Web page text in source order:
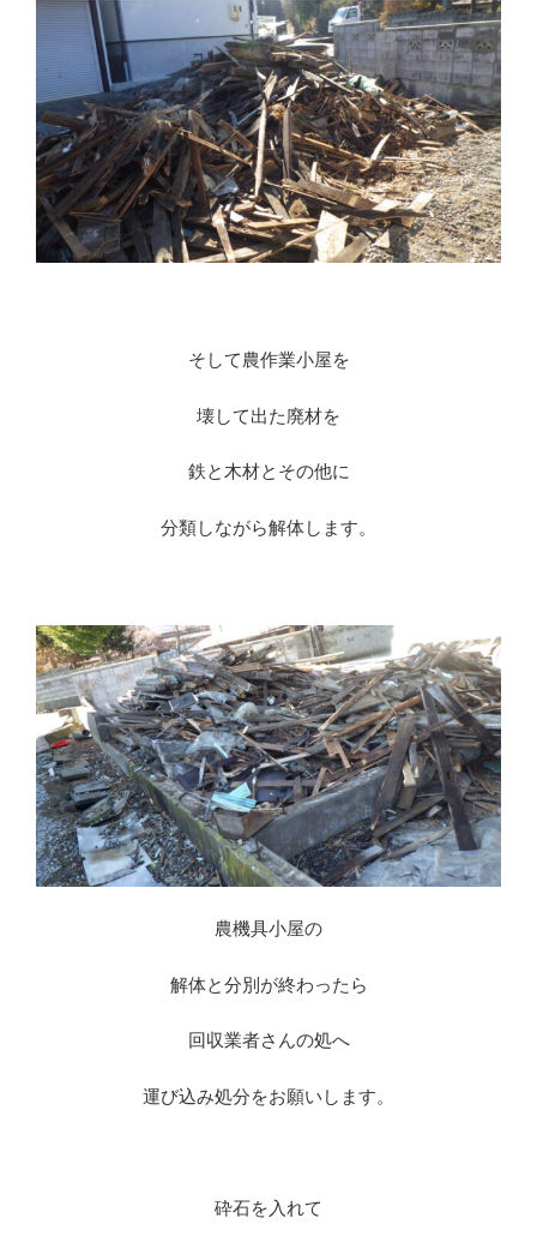
そして農作業小屋を
壊して出た廃材を
鉄と木材とその他に
分類しながら解体します。
農機具小屋の
解体と分別が終わったら
回収業者さんの処へ
運び込み処分をお願いします。
砕石を入れて